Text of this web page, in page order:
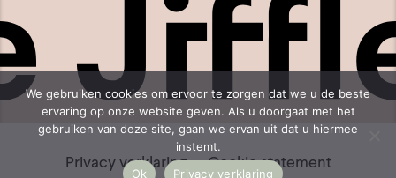
Privacy verklaring Cookie statement
We gebruiken cookies om ervoor te zorgen dat we u de beste
ervaring op onze website geven. Als u doorgaat met het
gebruiken van deze site, gaan we ervan uit dat u hiermee
instemt.
Ok
Privacy verklaring